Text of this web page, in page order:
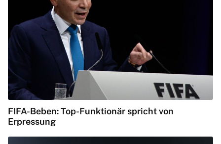
FIFA-Beben: Top-Funktionär spricht von
Erpressung